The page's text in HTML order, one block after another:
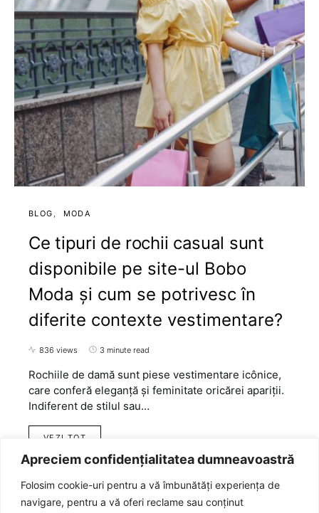
Apreciem confidențialitatea dumneavoastră
Folosim cookie-uri pentru a vă îmbunătăți experiența de
navigare, pentru a vă oferi reclame sau conținut
BLOG MODA
Ce tipuri de rochii casual sunt
disponibile pe site-ul Bobo
Moda și cum se potrivesc în
diferite contexte vestimentare?
836 views 3 minute read
Rochiile de damă sunt piese vestimentare icônice,
care conferă eleganță și feminitate oricărei apariții.
Indiferent de stilul sau…
VEZI TOT